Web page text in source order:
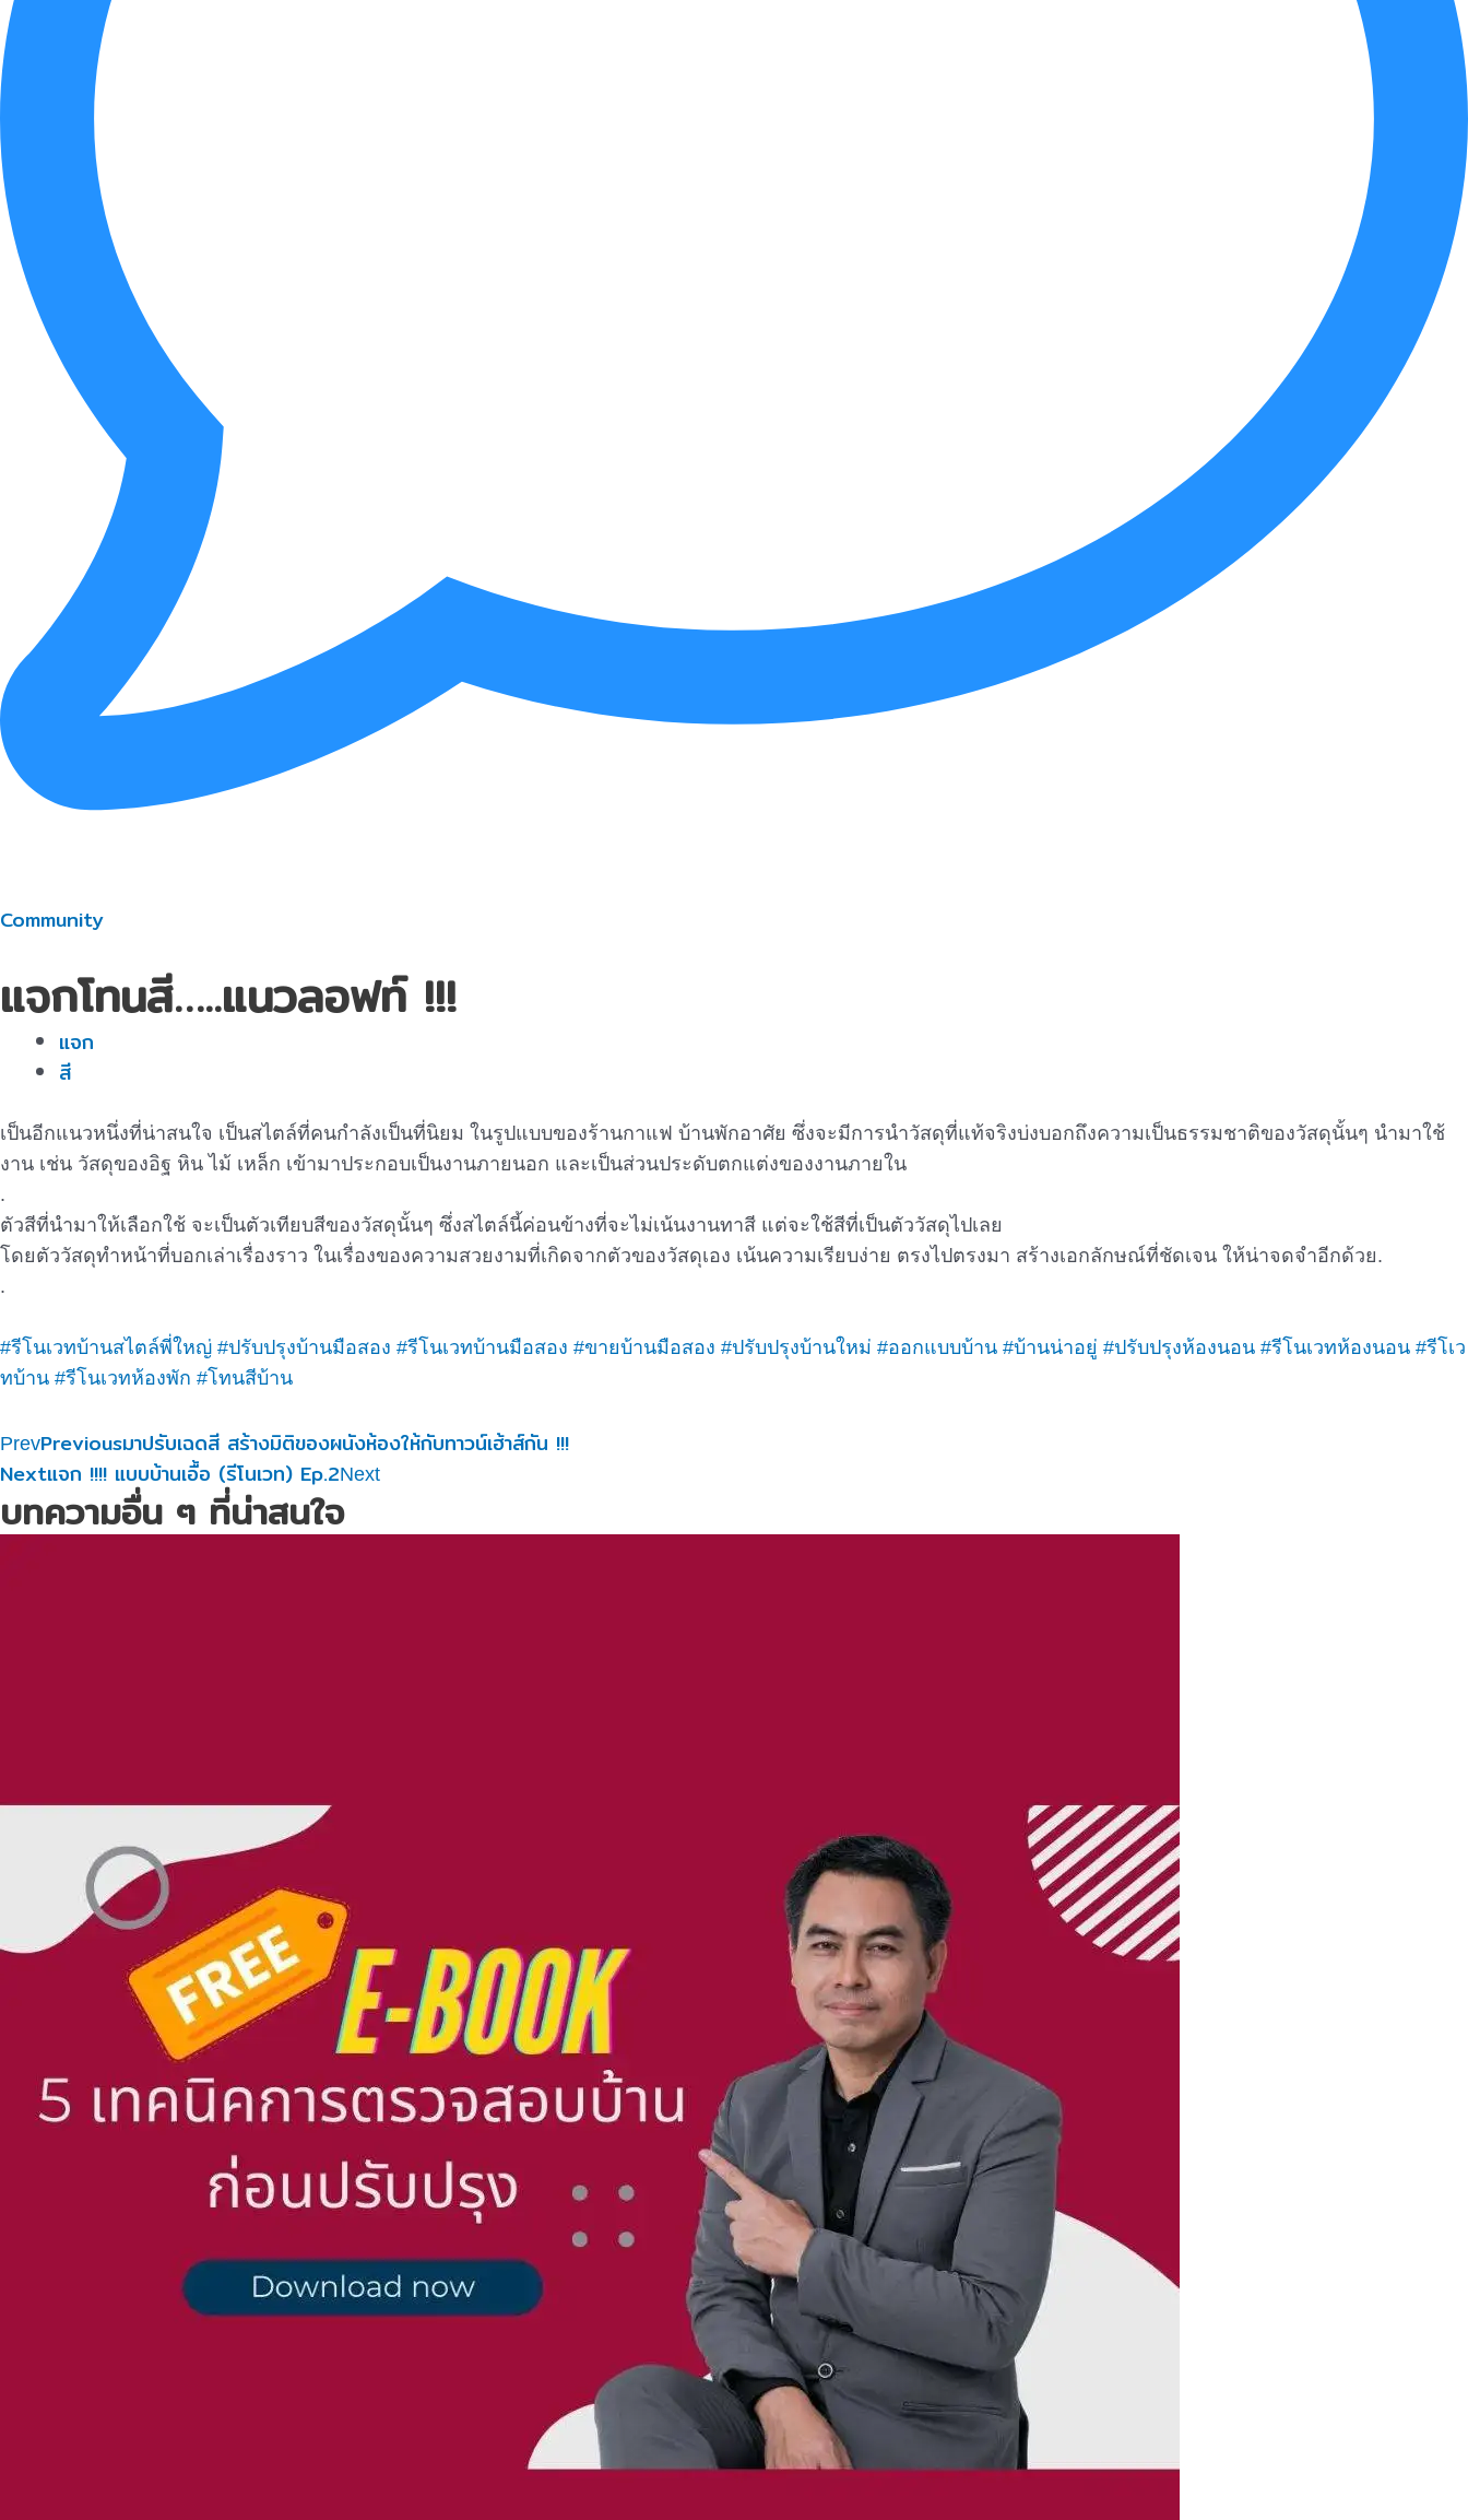
Community
แจกโทนสี…..แนวลอฟท์ !!!
แจก
สี
เป็นอีกแนวหนึ่งที่น่าสนใจ เป็นสไตล์ที่คนกำลังเป็นที่นิยม ในรูปแบบของร้านกาแฟ บ้านพักอาศัย ซึ่งจะมีการนำวัสดุที่แท้จริงบ่งบอกถึงความเป็นธรรมชาติของวัสดุนั้นๆ นำมาใช้
งาน เช่น วัสดุของอิฐ หิน ไม้ เหล็ก เข้ามาประกอบเป็นงานภายนอก และเป็นส่วนประดับตกแต่งของงานภายใน
.
ตัวสีที่นำมาให้เลือกใช้ จะเป็นตัวเทียบสีของวัสดุนั้นๆ ซึ่งสไตล์นี้ค่อนข้างที่จะไม่เน้นงานทาสี แต่จะใช้สีที่เป็นตัววัสดุไปเลย
โดยตัววัสดุทำหน้าที่บอกเล่าเรื่องราว ในเรื่องของความสวยงามที่เกิดจากตัวของวัสดุเอง เน้นความเรียบง่าย ตรงไปตรงมา สร้างเอกลักษณ์ที่ชัดเจน ให้น่าจดจำอีกด้วย.
.
#รีโนเวทบ้านสไตล์พี่ใหญ่ #ปรับปรุงบ้านมือสอง #รีโนเวทบ้านมือสอง #ขายบ้านมือสอง #ปรับปรุงบ้านใหม่ #ออกแบบบ้าน #บ้านน่าอยู่ #ปรับปรุงห้องนอน #รีโนเวทห้องนอน #รีโเว
ทบ้าน #รีโนเวทห้องพัก #โทนสีบ้าน
PrevPreviousมาปรับเฉดสี สร้างมิติของผนังห้องให้กับทาวน์เฮ้าส์กัน !!!
Nextแจก !!!! แบบบ้านเอื้อ (รีโนเวท) Ep.2Next
บทความอื่น ๆ ที่น่าสนใจ